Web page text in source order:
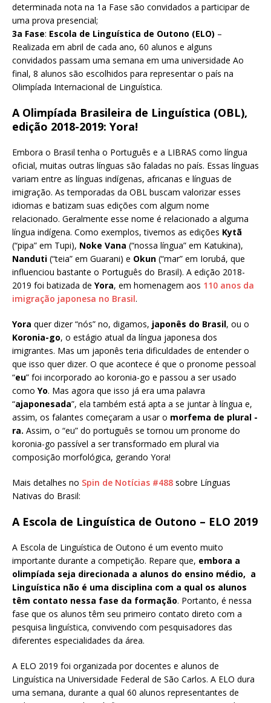
determinada nota na 1a Fase são convidados a participar de
uma prova presencial;
3a Fase: Escola de Linguística de Outono (ELO) –
Realizada em abril de cada ano, 60 alunos e alguns
convidados passam uma semana em uma universidade Ao
final, 8 alunos são escolhidos para representar o país na
Olimpíada Internacional de Linguística.
A Olimpíada Brasileira de Linguística (OBL),
edição 2018-2019: Yora!
Embora o Brasil tenha o Português e a LIBRAS como língua
oficial, muitas outras línguas são faladas no país. Essas línguas
variam entre as línguas indígenas, africanas e línguas de
imigração. As temporadas da OBL buscam valorizar esses
idiomas e batizam suas edições com algum nome
relacionado. Geralmente esse nome é relacionado a alguma
língua indígena. Como exemplos, tivemos as edições Kytã
(“pipa” em Tupi), Noke Vana (“nossa língua” em Katukina),
Nanduti (“teia” em Guarani) e Okun (“mar” em Iorubá, que
influenciou bastante o Português do Brasil). A edição 2018-
2019 foi batizada de Yora, em homenagem aos 110 anos da
imigração japonesa no Brasil.
Yora quer dizer “nós” no, digamos, japonês do Brasil, ou o
Koronia-go, o estágio atual da língua japonesa dos
imigrantes. Mas um japonês teria dificuldades de entender o
que isso quer dizer. O que acontece é que o pronome pessoal
“eu” foi incorporado ao koronia-go e passou a ser usado
como Yo. Mas agora que isso já era uma palavra
“ajaponesada”, ela também está apta a se juntar à língua e,
assim, os falantes começaram a usar o morfema de plural -
ra. Assim, o “eu” do português se tornou um pronome do
koronia-go passível a ser transformado em plural via
composição morfológica, gerando Yora!
Mais detalhes no Spin de Notícias #488 sobre Línguas
Nativas do Brasil:
A Escola de Linguística de Outono – ELO 2019
A Escola de Linguística de Outono é um evento muito
importante durante a competição. Repare que, embora a
olimpíada seja direcionada a alunos do ensino médio, a
Linguística não é uma disciplina com a qual os alunos
têm contato nessa fase da formação. Portanto, é nessa
fase que os alunos têm seu primeiro contato direto com a
pesquisa linguística, convivendo com pesquisadores das
diferentes especialidades da área.
A ELO 2019 foi organizada por docentes e alunos de
Linguística na Universidade Federal de São Carlos. A ELO dura
uma semana, durante a qual 60 alunos representantes de